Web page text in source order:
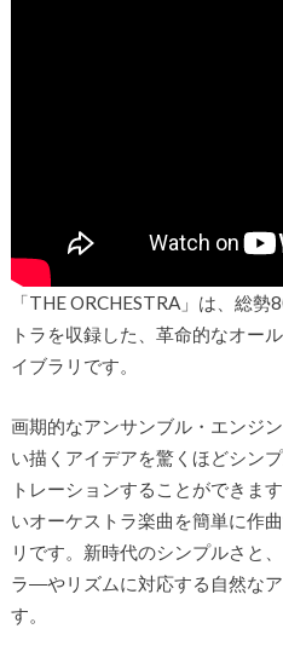
「THE ORCHESTRA」は、総
トラを収録した、革命的なオー
イブラリです。
画期的なアンサンブル・エンジ
い描くアイデアを驚くほどシン
トレーションすることができま
いオーケストラ楽曲を簡単に作
リです。新時代のシンプルさと
ラ―やリズムに対応する自然な
す。